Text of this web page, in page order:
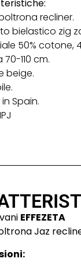
recliner.
bielastico zig
50% cotone,
70-110 cm.
beige.
Spain.
EFFEZETA
Jaz